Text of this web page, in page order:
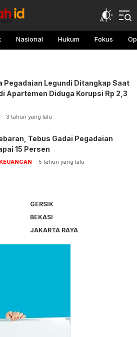
Nasional Hukum Fokus
Pegadaian Legundi Ditangkap Saat
Apartemen Diduga Korupsi Rp 2,3
3 tahun yang lalu
Tebus Gadai Pegadaian
15 Persen
5 tahun yang lalu
GERSIK
BEKASI
JAKARTA RAYA